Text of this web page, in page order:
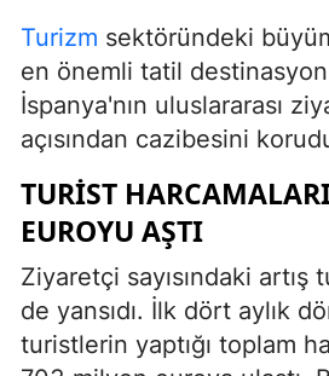
Turizm sektöründeki
en önemli tatil
İspanya'nın uluslararası
açısından cazibesini
TURIST
EUROYU AŞTI
Ziyaretçi sayısındaki artış
de yansıdı. İlk dört aylık
turistlerin yaptığı toplam